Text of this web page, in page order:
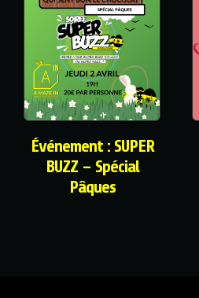
Événement : SUPER
BUZZ – Spécial
Pâques